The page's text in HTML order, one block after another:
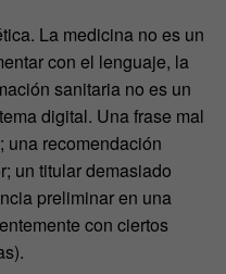
La medicina no es un
con el lenguaje, la
sanitaria no es un
digital. Una frase mal
una recomendación
un titular demasiado
preliminar en una
con ciertos